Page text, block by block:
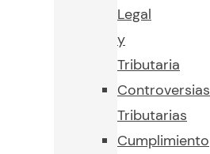
Legal
y
Tributaria
Controversias
Tributarias
Cumplimiento